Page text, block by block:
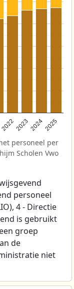
2022202320242025
personeel per
Scholen Vwo
personeel
4 - Directie
is gebruikt
groep
de
niet